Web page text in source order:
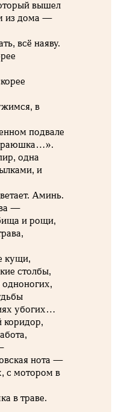
вышел
из дома —
всё наяву.
в
подвале
одна
и
Аминь.
—
и рощи,
кущи,
столбы,
убогих…
нота —
с мотором в
в траве.